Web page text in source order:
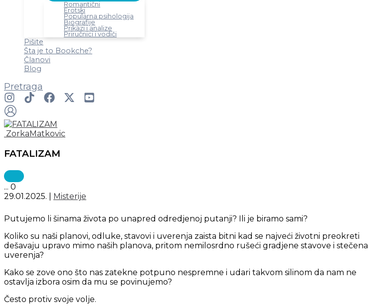
Romantični
Erotski
Popularna psihologija
Biografije
Prikazi i analize
Priručnici i vodiči
Pišite
Šta je to Bookche?
Članovi
Blog
Pretraga
ZorkaMatkovic
FATALIZAM
... 0
29.01.2025.
Misterije
Putujemo li šinama života po unapred odredjenoj putanji? Ili je biramo sami?
Koliko su naši planovi, odluke, stavovi i uverenja zaista bitni kad se najveći životni preokreti
dešavaju upravo mimo naših planova, pritom nemilosrdno rušeći gradjene stavove i stečena
uverenja?
Kako se zove ono što nas zatekne potpuno nespremne i udari takvom silinom da nam ne
ostavlja izbora osim da mu se povinujemo?
Često protiv svoje volje.